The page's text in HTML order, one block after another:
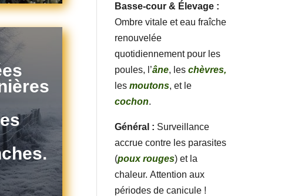
Basse-cour & Élevage :
Ombre vitale et eau fraîche
renouvelée
quotidiennement pour les
poules, l’âne, leschèvres,
lesmoutons, et le
cochon.
Général : Surveillance
accrue contre les parasites
(poux rouges) et la
chaleur. Attention aux
périodes de canicule !